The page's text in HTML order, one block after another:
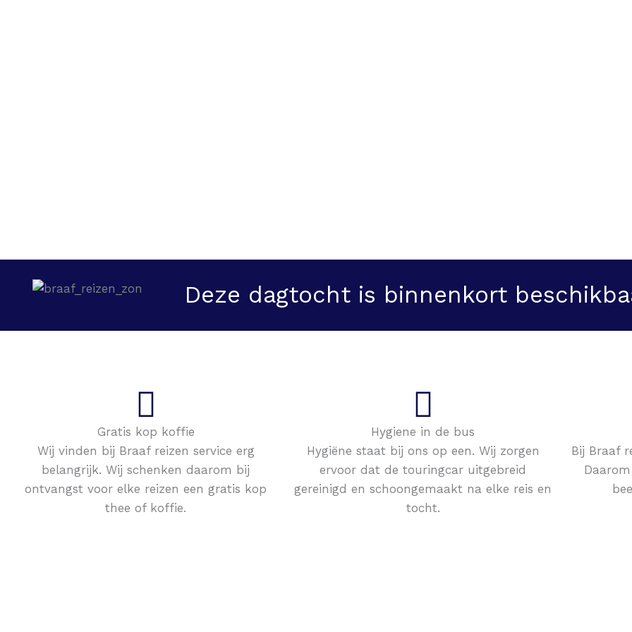
Deze dagtocht is binnenkort
Gratis kop koffie
Wij vinden bij Braaf reizen service erg
belangrijk. Wij schenken daarom bij
ontvangst voor elke reizen een gratis kop
thee of koffie.
Hygiene in de bus
Hygiëne staat bij ons op een. Wij zorgen
ervoor dat de touringcar uitgebreid
gereinigd en schoongemaakt na elke reis en
tocht.
Bij Braaf